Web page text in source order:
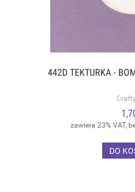
442D TEKTURKA -
zawiera 23% VAT,
DO